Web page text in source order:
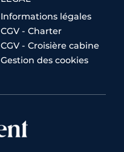
Informations légales
CGV - Charter
CGV - Croisière cabine
Gestion des cookies